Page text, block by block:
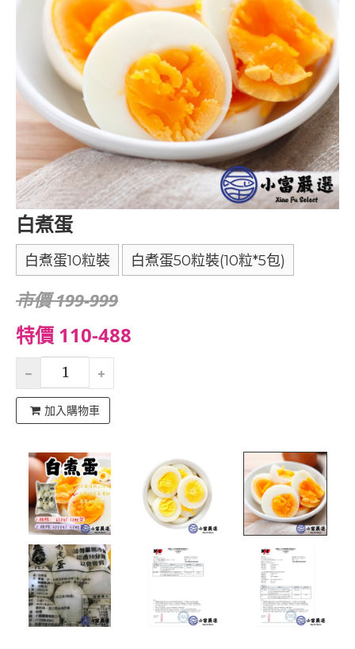
白煮蛋
白煮蛋10粒裝 白煮蛋50粒裝(10粒*5包)
市價 199-999
特價 110-488
加入購物車